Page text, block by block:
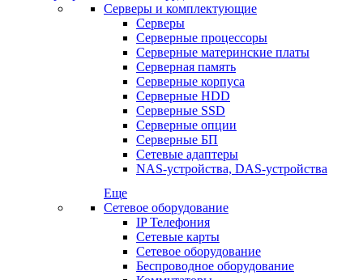
Серверы и комплектующие
Серверы
Серверные процессоры
Серверные материнские платы
Серверная память
Серверные корпуса
Серверные HDD
Серверные SSD
Серверные опции
Серверные БП
Сетевые адаптеры
NAS-устройства, DAS-устройства
Еще
Сетевое оборудование
IP Телефония
Сетевые карты
Сетевое оборудование
Беспроводное оборудование